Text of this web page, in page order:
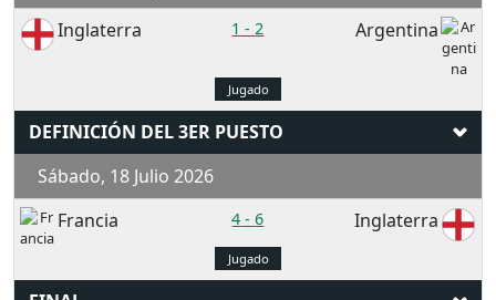
Inglaterra
1 -2 Argentina
Jugado
DEFINICIÓN DEL 3ER PUESTO
Sábado, 18 Julio 2026
Francia
4 -6 Inglaterra
Jugado